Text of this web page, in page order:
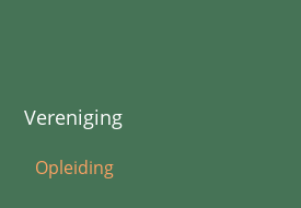
Vereniging
Opleiding